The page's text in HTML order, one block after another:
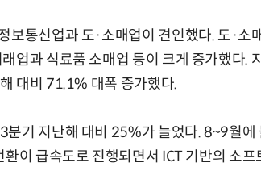
보통신업과 도·소매업이 견인했다. 도·소
업과 식료품 소매업 등이 크게 증가했다.
대비 71.1% 대폭 증가했다.
분기 지난해 대비 25%가 늘었다. 8~9월에
이 급속도로 진행되면서 ICT 기반의 소